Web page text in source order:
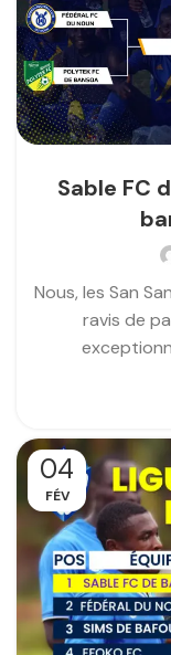
Sable FC
Nous, les San
ravis de
04
FÉV